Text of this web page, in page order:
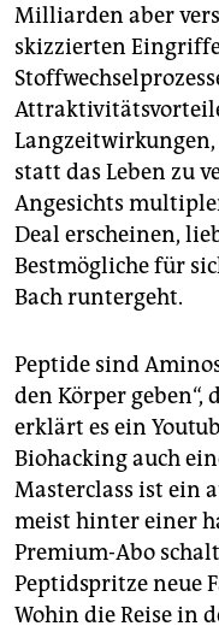
Milliarden aber
skizzierten
statt das Leben zu
Angesichts
Deal erscheinen,
Bestmögliche für
Bach runtergeht.
Peptide sind
den Körper geben“,
erklärt es ein
Biohacking auch
Masterclass ist ein
meist hinter einer
Premium-Abo
Peptidspritze neue
Wohin die Reise in